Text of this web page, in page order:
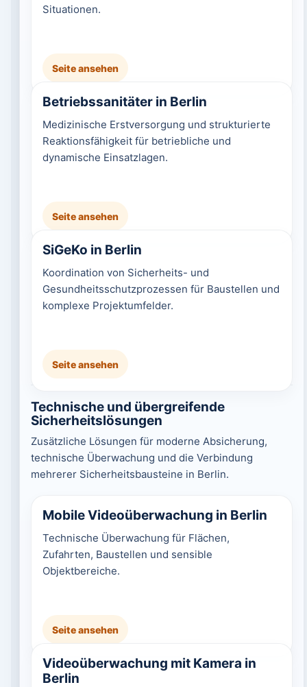
Situationen.
Seite ansehen
Betriebssanitäter in Berlin
Medizinische Erstversorgung und strukturierte
Reaktionsfähigkeit für betriebliche und
dynamische Einsatzlagen.
Seite ansehen
SiGeKo in Berlin
Koordination von Sicherheits- und
Gesundheitsschutzprozessen für Baustellen und
komplexe Projektumfelder.
Seite ansehen
Technische und übergreifende
Sicherheitslösungen
Zusätzliche Lösungen für moderne Absicherung,
technische Überwachung und die Verbindung
mehrerer Sicherheitsbausteine in Berlin.
Mobile Videoüberwachung in Berlin
Technische Überwachung für Flächen,
Zufahrten, Baustellen und sensible
Objektbereiche.
Seite ansehen
Videoüberwachung mit Kamera in
Berlin